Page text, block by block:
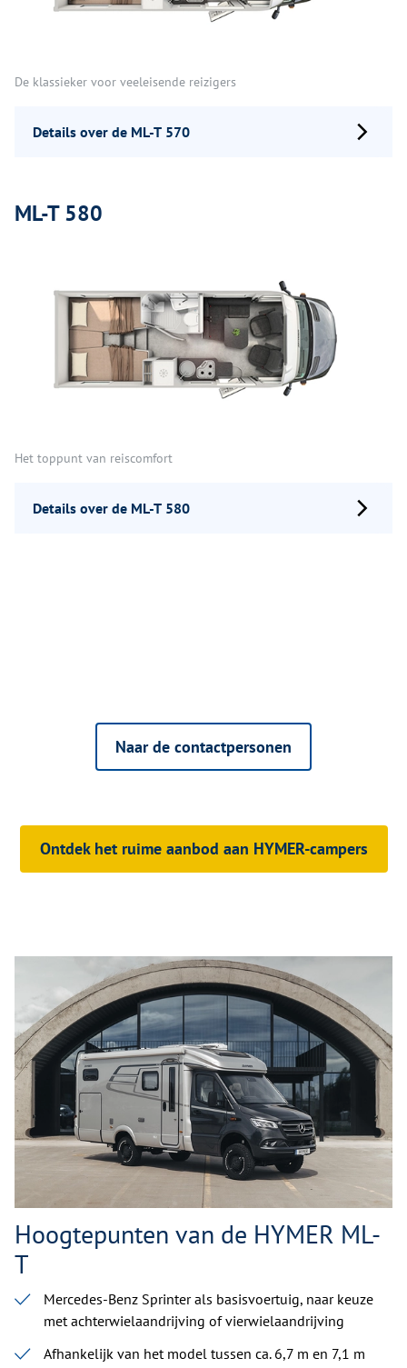
De klassieker voor veeleisende reizigers
Details over de ML-T 570
ML-T 580
Het toppunt van reiscomfort
Details over de ML-T 580
Naar de contactpersonen
Ontdek het ruime aanbod aan HYMER-campers
Hoogtepunten van de HYMER ML-
T
Mercedes-Benz Sprinter als basisvoertuig, naar keuze
met achterwielaandrijving of vierwielaandrijving
Afhankelijk van het model tussen ca. 6,7 m en 7,1 m